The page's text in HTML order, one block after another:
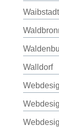
Waibstadt
Walldorf